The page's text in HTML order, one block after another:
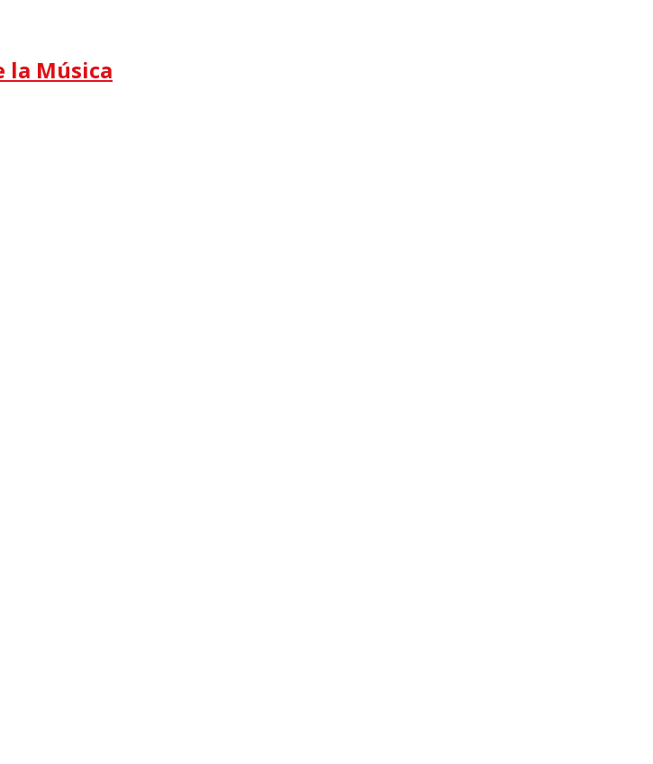
la Música